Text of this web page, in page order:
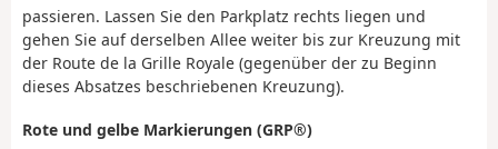
passieren. Lassen Sie den Parkplatz rechts liegen und
gehen Sie auf derselben Allee weiter bis zur Kreuzung mit
der Route de la Grille Royale (gegenüber der zu Beginn
dieses Absatzes beschriebenen Kreuzung).
Rote und gelbe Markierungen (GRP®)